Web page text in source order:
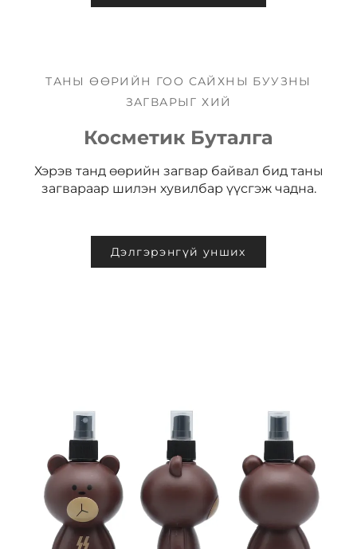
ТАНЫ ӨӨРИЙН ГОО САЙХНЫ БУУЗНЫ
ЗАГВАРЫГ ХИЙ
Косметик Буталга
Хэрэв танд өөрийн загвар байвал бид таны
загвараар шилэн хувилбар үүсгэж чадна.
Дэлгэрэнгүй унших